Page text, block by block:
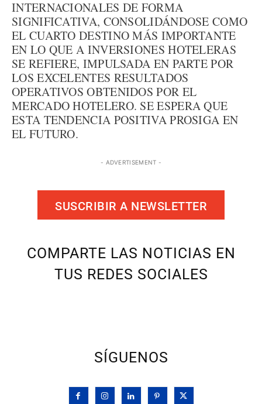
INTERNACIONALES DE FORMA
SIGNIFICATIVA, CONSOLIDÁNDOSE COMO
EL CUARTO DESTINO MÁS IMPORTANTE
EN LO QUE A INVERSIONES HOTELERAS
SE REFIERE, IMPULSADA EN PARTE POR
LOS EXCELENTES RESULTADOS
OPERATIVOS OBTENIDOS POR EL
MERCADO HOTELERO. SE ESPERA QUE
ESTA TENDENCIA POSITIVA PROSIGA EN
EL FUTURO.
- ADVERTISEMENT -
SUSCRIBIR A NEWSLETTER
COMPARTE LAS NOTICIAS EN
TUS REDES SOCIALES
SÍGUENOS